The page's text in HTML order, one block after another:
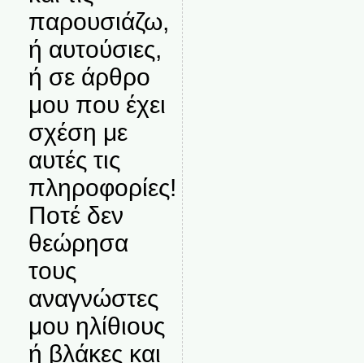
παρουσιάζω,
ή αυτούσιες,
ή σε άρθρο
μου που έχει
σχέση με
αυτές τις
πληροφορίες!
Ποτέ δεν
θεώρησα
τους
αναγνώστες
μου ηλίθιους
ή βλάκες και